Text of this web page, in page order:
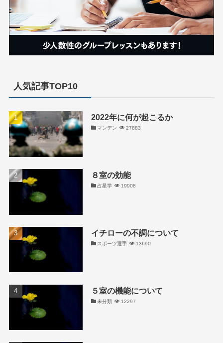
人気記事TOP10
2022年に何が起こるか
マンデン 27883
８室の効能
占星学 19908
イチローの不調について
スポーツ選手 13690
５室の機能について
未分類 12297